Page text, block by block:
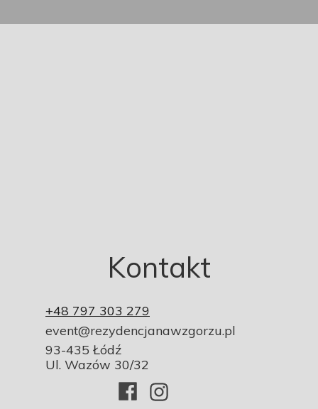
Kontakt
+48 797 303 279
event@rezydencjanawzgorzu.pl
93-435 Łódź
Ul. Wazów 30/32